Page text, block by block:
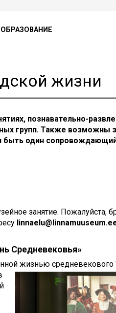
ОБРАЗОВАНИЕ
жизни
познавательно-
групп. Также возможны
один
занятие. Пожалуйста,
Средневековья»
жизнью средневекового